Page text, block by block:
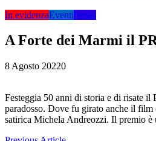
In evidenzaEventiNews
A Forte dei Marmi il
8 Agosto 20220
Festeggia 50 anni di storia e di risate
paradosso. Dove fu girato anche il film
satirica Michela Andreozzi. Il premio è